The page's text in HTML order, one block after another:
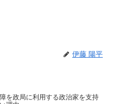
伊藤 陽平
を政局に利用する政治家を支持